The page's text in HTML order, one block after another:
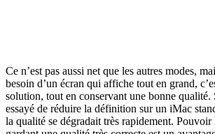
Ce n’est pas aussi net que les autres modes,
besoin d’un écran qui affiche tout en grand,
solution, tout en conservant une bonne qualité.
essayé de réduire la définition sur un iMac
la qualité se dégradait très rapidement. Pouvoir